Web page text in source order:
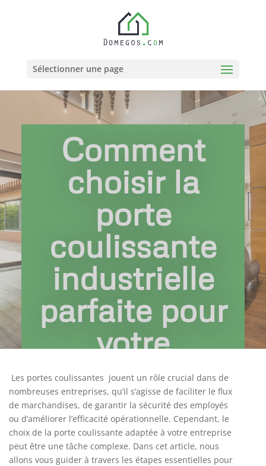
Sélectionner une page
Comment
choisir la
porte
coulissante
industrielle
parfaite pour
votre
entreprise
Déc 13, 2023|Travaux & Déco
Les portes coulissantes jouent un rôle crucial dans de
nombreuses entreprises, qu’il s’agisse de faciliter le flux
de marchandises, de garantir la sécurité des employés
ou d’améliorer l’efficacité opérationnelle. Cependant, le
choix de la porte coulissante adaptée à votre entreprise
peut être une tâche complexe. Dans cet article, nous
allons vous guider à travers les étapes essentielles pour